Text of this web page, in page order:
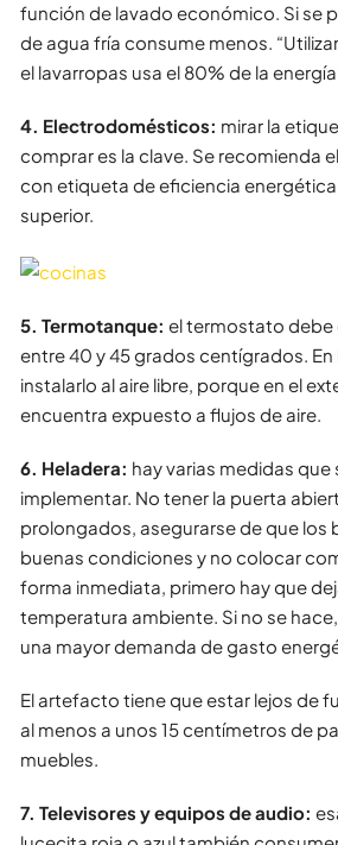
función de lavado económico. Si se
de agua fría consume menos.
el lavarropas usa el 80% de la
4. Electrodomésticos: mirar la
comprar es la clave. Se recomienda
con etiqueta de eficiencia energética
superior.
5. Termotanque: el termostato debe
entre 40 y 45 grados centígrados. En
instalarlo al aire libre, porque en el
encuentra expuesto a flujos de aire.
6. Heladera: hay varias medidas que
implementar. No tener la puerta
prolongados, asegurarse de que los
buenas condiciones y no colocar
forma inmediata, primero hay que
temperatura ambiente. Si no se
una mayor demanda de gasto
El artefacto tiene que estar lejos de
al menos a unos 15 centímetros de
muebles.
7. Televisores y equipos de audio: